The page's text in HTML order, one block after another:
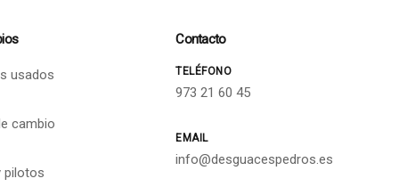
usados
cambio
pilotos
Contacto
TELÉFONO
973 21 60 45
EMAIL
info@desguacespedros.es